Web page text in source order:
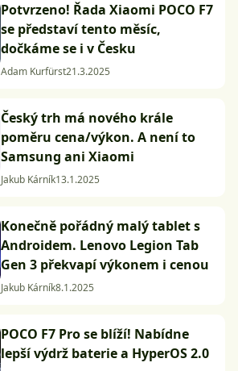
Potvrzeno! Řada Xiaomi POCO F7
se představí tento měsíc,
dočkáme se i v Česku
Adam Kurfürst21.3.2025
Český trh má nového krále
poměru cena/výkon. A není to
Samsung ani Xiaomi
Jakub Kárník13.1.2025
Konečně pořádný malý tablet s
Androidem. Lenovo Legion Tab
Gen 3 překvapí výkonem i cenou
Jakub Kárník8.1.2025
POCO F7 Pro se blíží! Nabídne
lepší výdrž baterie a HyperOS 2.0